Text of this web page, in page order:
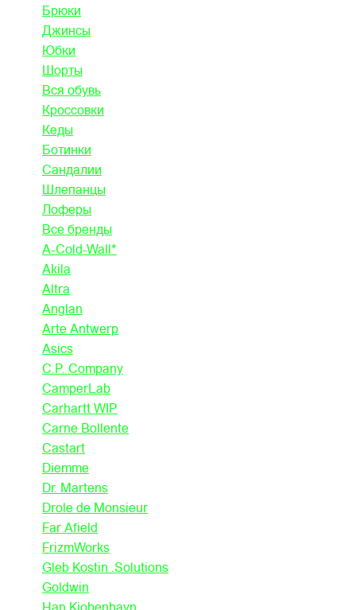
Брюки
Джинсы
Юбки
Шорты
Вся обувь
Кроссовки
Кеды
Ботинки
Сандалии
Шлепанцы
Лоферы
Все бренды
A-Cold-Wall*
Akila
Altra
Anglan
Arte Antwerp
Asics
C.P. Company
CamperLab
Carhartt WIP
Carne Bollente
Castart
Diemme
Dr. Martens
Drole de Monsieur
Far Afield
FrizmWorks
Gleb Kostin .Solutions
Goldwin